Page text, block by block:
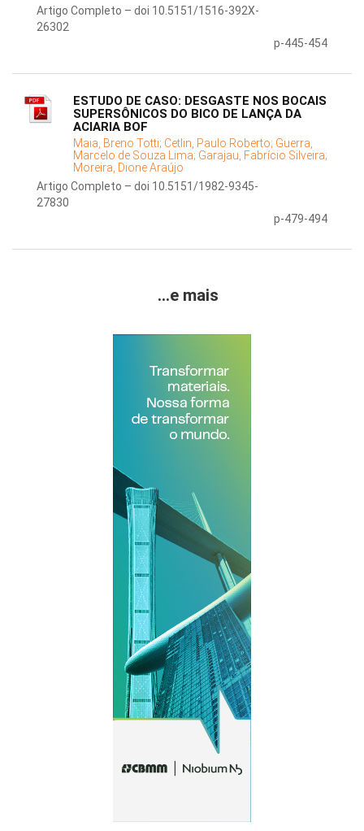
Artigo Completo – doi 10.5151/1516-392X-
26302
p-445-454
ESTUDO DE CASO: DESGASTE NOS BOCAIS
SUPERSÔNICOS DO BICO DE LANÇA DA
ACIARIA BOF
Maia, Breno Totti; Cetlin, Paulo Roberto; Guerra,
Marcelo de Souza Lima; Garajau, Fabrício Silveira;
Moreira, Dione Araújo
Artigo Completo – doi 10.5151/1982-9345-
27830
p-479-494
...e mais